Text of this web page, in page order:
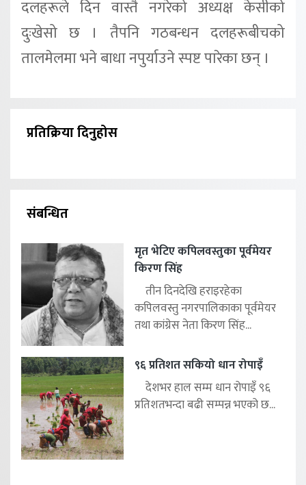
दलहरूले दिन वास्तै नगरेको अध्यक्ष केसीको
दुःखेसो छ । तैपनि गठबन्धन दलहरूबीचको
तालमेलमा भने बाधा नपुर्याउने स्पष्ट पारेका छन् ।
प्रतिक्रिया दिनुहोस
संबन्धित
मृत भेटिए कपिलवस्तुका पूर्वमेयर
किरण सिंह
तीन दिनदेखि हराइरहेका
कपिलवस्तु नगरपालिकाका पूर्वमेयर
तथा कांग्रेस नेता किरण सिंह...
९६ प्रतिशत सकियो धान रोपाइँ
देशभर हाल सम्म धान रोपाइँ ९६
प्रतिशतभन्दा बढी सम्पन्न भएको छ...